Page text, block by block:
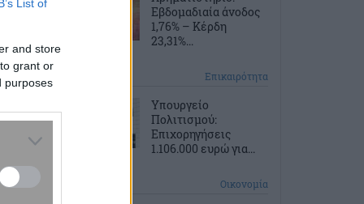
List of
and store
grant or
purposes
Εβδομαδιαία άνοδος
1,76% – Κέρδη
23,31%...
Επικαιρότητα
Υπουργείο
Πολιτισμού:
Επιχορηγήσεις
1.106.000 ευρώ για...
Οικονομία